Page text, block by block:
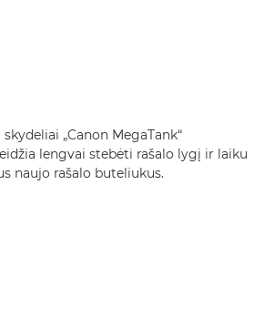
„Canon MegaTank“
lengvai stebėti rašalo lygį ir laiku
naujo rašalo buteliukus.